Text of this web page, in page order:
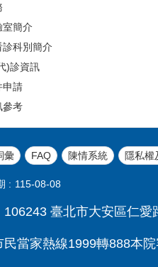
室簡介
科別簡介
)診資訊
申請
參考
彙 FAQ 陳情系統 隱私權
115-08-08
106243 臺北市大安區仁
民當家熱線1999轉888本